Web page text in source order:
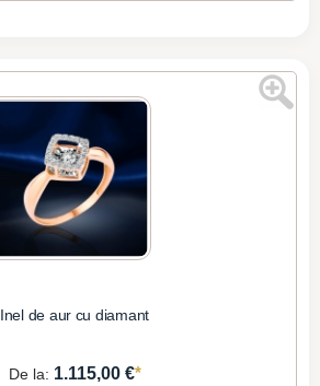
Inel de aur cu diamant
De la: 1.115,00 €*